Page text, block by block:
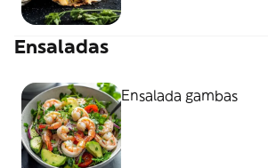
Ensaladas
Ensalada gambas